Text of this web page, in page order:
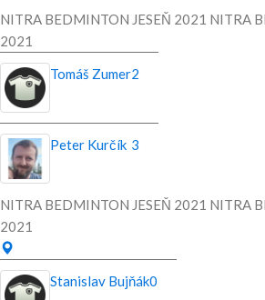
NITRA BEDMINTON JESEŇ 2021 NITRA
2021
Tomáš Zumer2
Peter Kurčík 3
NITRA BEDMINTON JESEŇ 2021 NITRA
2021
Stanislav Bujňák0